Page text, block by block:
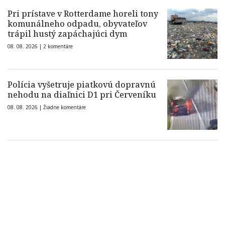
Pri prístave v Rotterdame horeli tony
komunálneho odpadu, obyvateľov
trápil hustý zapáchajúci dym
08. 08. 2026 | 2 komentáre
Polícia vyšetruje piatkovú dopravnú
nehodu na diaľnici D1 pri Červeníku
08. 08. 2026 | Žiadne komentáre